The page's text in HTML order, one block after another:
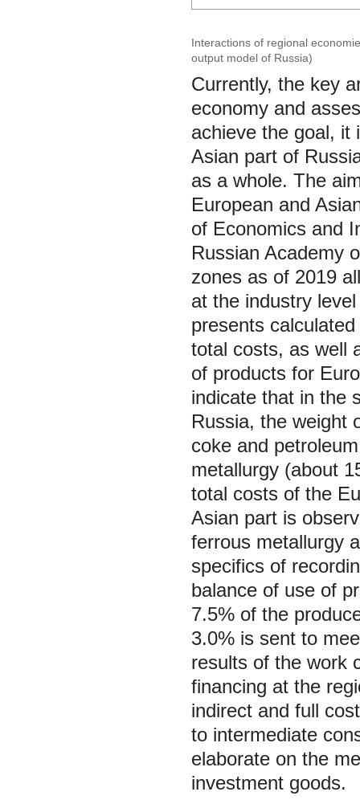
Interactions of regional
output model of Russia)
Currently, the key
economy and
achieve the goal, it
Asian part of
as a whole. The
European and
of Economics and
Russian Academy
zones as of 2019
at the industry
presents
total costs, as well
of products for
indicate that in the
Russia, the weight
coke and
metallurgy (about
total costs of the
Asian part is
ferrous metallurgy
specifics of
balance of use of
7.5% of the
3.0% is sent to
results of the work
financing at the
indirect and full
to intermediate
elaborate on the
investment goods.